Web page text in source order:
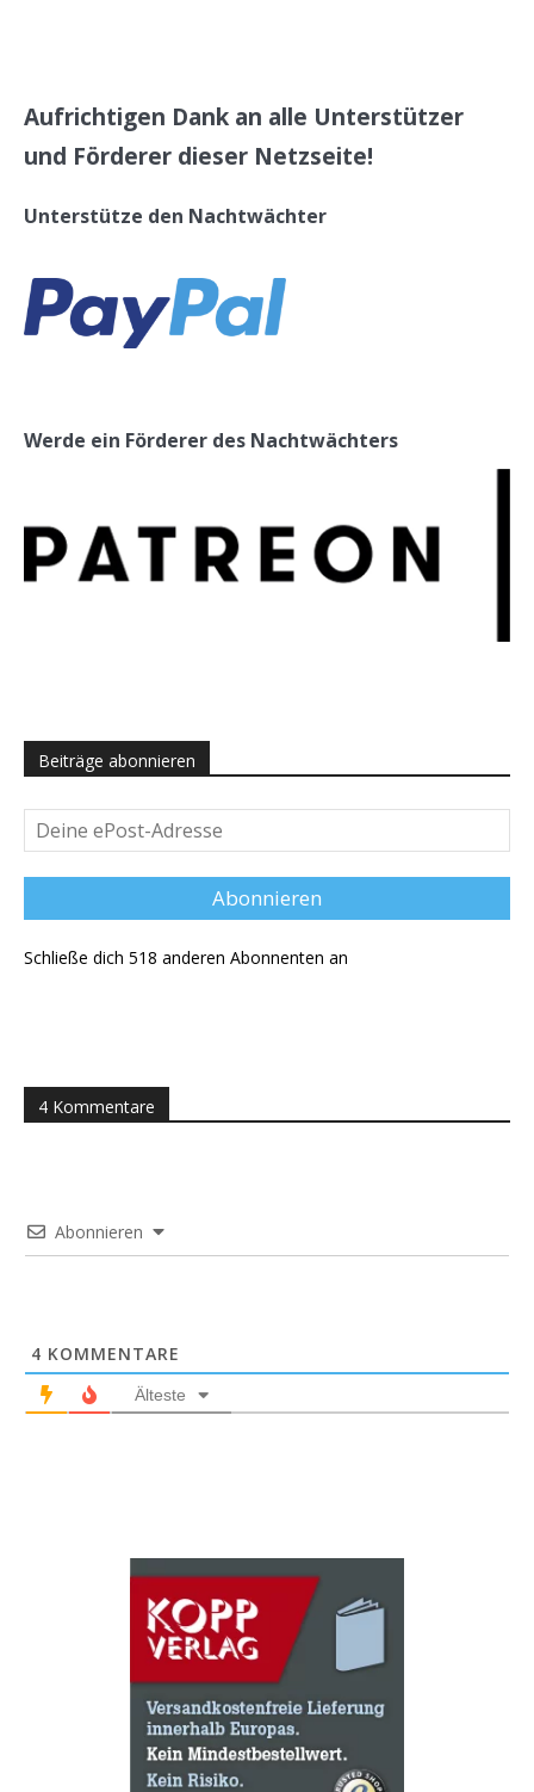
Aufrichtigen Dank an alle Unterstützer
und Förderer dieser Netzseite!
Unterstütze den Nachtwächter
Werde ein Förderer des Nachtwächters
Beiträge abonnieren
Deine
ePost-
Adresse
Abonnieren
Schließe dich 518 anderen Abonnenten an
4 Kommentare
Abonnieren
4 KOMMENTARE
Älteste